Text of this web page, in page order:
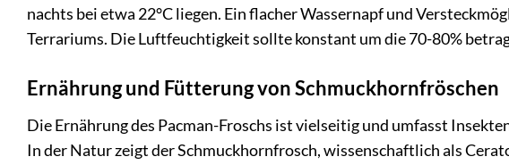
nachts bei etwa 22°C liegen. Ein flacher Wassernapf und
Terrariums. Die Luftfeuchtigkeit sollte konstant um die 70-80%
Ernährung und Fütterung von Schmuckhornfröschen
Die Ernährung des Pacman-Froschs ist vielseitig und umfasst
In der Natur zeigt der Schmuckhornfrosch, wissenschaftlich als